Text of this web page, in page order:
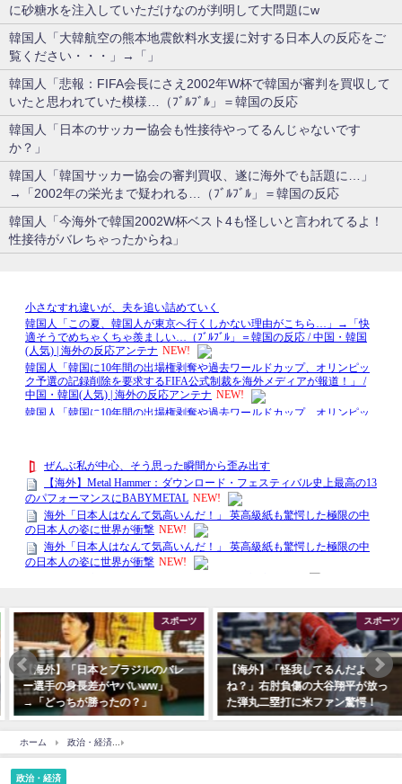
に砂糖水を注入していただけなのが判明して大問題にw
韓国人「大韓航空の熊本地震飲料水支援に対する日本人の反応をご
覧ください・・・」→「」
韓国人「悲報：FIFA会長にさえ2002年W杯で韓国が審判を買収して
いたと思われていた模様…（ﾌﾞﾙﾌﾞﾙ」＝韓国の反応
韓国人「日本のサッカー協会も性接待やってるんじゃないです
か？」
韓国人「韓国サッカー協会の審判買収、遂に海外でも話題に…」
→「2002年の栄光まで疑われる…（ﾌﾞﾙﾌﾞﾙ」＝韓国の反応
韓国人「今海外で韓国2002W杯ベスト4も怪しいと言われてるよ！
性接待がバレちゃったからね」
スポーツ
【海外】「日本とブラジルのバレ
ー選手の身長差がヤバいww」
→「どっちが勝ったの？」
スポーツ
【海外】「怪我してるんだよ
ね？」右肘負傷の大谷翔平が放っ
た弾丸二塁打に米ファン驚愕！
ホーム 政治・経済
政治・経済